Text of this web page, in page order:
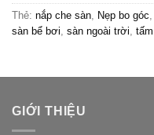
Thẻ: nắp che sàn, Nẹp bo góc,
sàn bể bơi, sàn ngoài trời,
GIỚI THIỆU